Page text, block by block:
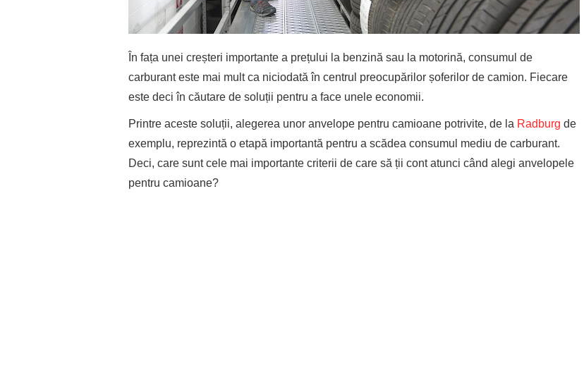
În fața unei creșteri importante a prețului la benzină sau la motorină, consumul de
carburant este mai mult ca niciodată în centrul preocupărilor șoferilor de camion. Fiecare
este deci în căutare de soluții pentru a face unele economii.
Printre aceste soluții, alegerea unor anvelope pentru camioane potrivite, de la Radburg de
exemplu, reprezintă o etapă importantă pentru a scădea consumul mediu de carburant.
Deci, care sunt cele mai importante criterii de care să ții cont atunci când alegi anvelopele
pentru camioane?